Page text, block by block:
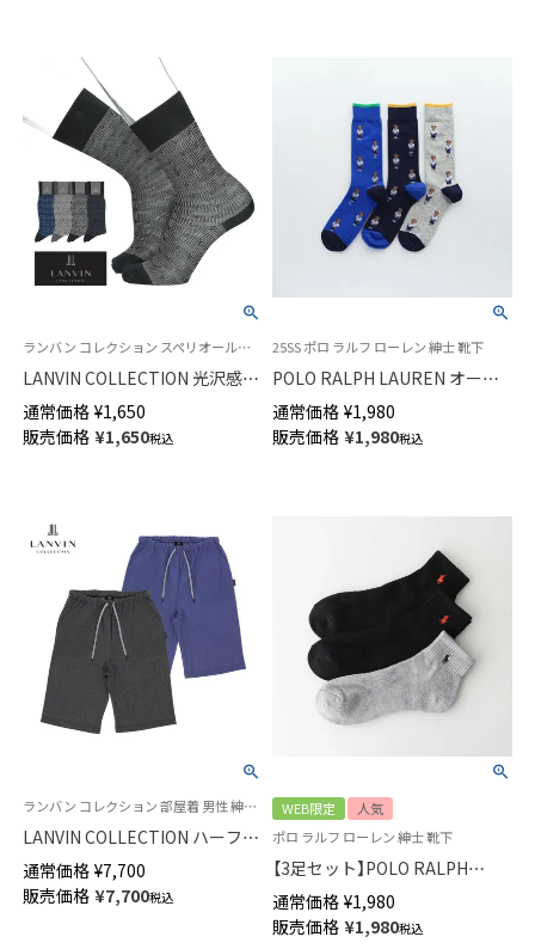
ランバン コレクション スペリオールピマ綿混 消臭 JLジャガード 日本製 公式オンラインショップ 紳士 靴下
LANVIN COLLECTION 光沢感・
発色性に優れた 連続シルケット
加工糸使用 ビジネスソックス
クルー丈 メンズ 02402033
通常価格 ¥1,650
販売価格 ¥1,650税込
25SS ポロ ラルフ ローレン 紳士 靴下
POLO RALPH LAUREN オール
オーバー アスレチックベア ポ
ロベア クルー丈 カジュアル メ
ンズ ソックス 02012480
通常価格 ¥1,980
販売価格 ¥1,980税込
ランバン コレクション 部屋着 男性 紳士 パジャマ 半ズボン ラウンジウェア
LANVIN COLLECTION ハーフパ
ンツ【M Lサイズ】先染めシャン
ブレークレープ 綿100% 日本製
メンズ 54456015
通常価格 ¥7,700
販売価格 ¥7,700税込
WEB限定
人気
ポロ ラルフ ローレン 紳士 靴下
【3足セット】POLO RALPH
LAUREN 足底パイル アーチサ
ポート ワンポイント ショート
丈 ソックス メンズ 92009914
通常価格 ¥1,980
販売価格 ¥1,980税込